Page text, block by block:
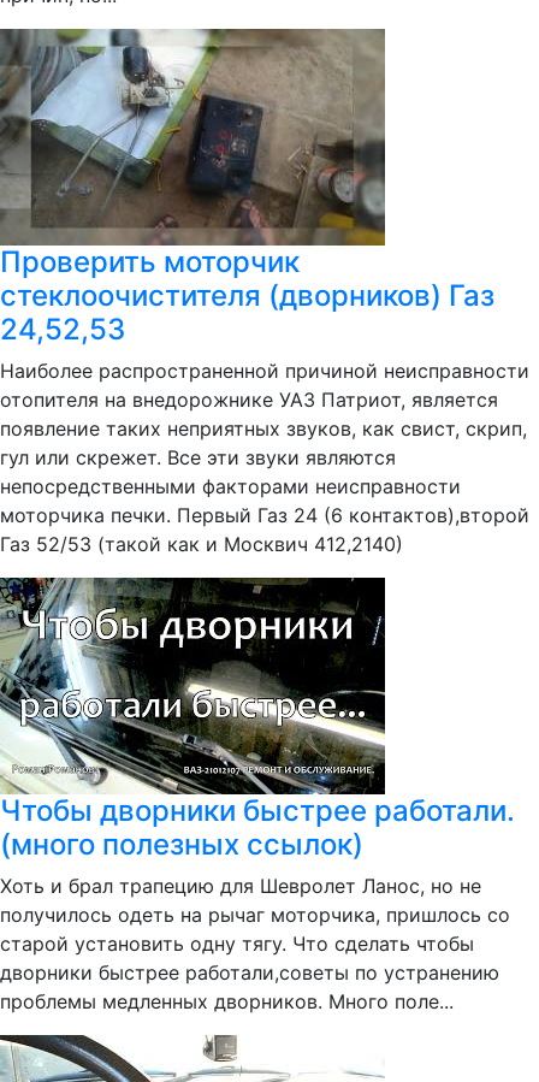
Проверить моторчик
стеклоочистителя (дворников) Газ
24,52,53
Наиболее распространенной причиной неисправности
отопителя на внедорожнике УАЗ Патриот, является
появление таких неприятных звуков, как свист, скрип,
гул или скрежет. Все эти звуки являются
непосредственными факторами неисправности
моторчика печки. Первый Газ 24 (6 контактов),второй
Газ 52/53 (такой как и Москвич 412,2140)
Чтобы дворники быстрее работали.
(много полезных ссылок)
Хоть и брал трапецию для Шевролет Ланос, но не
получилось одеть на рычаг моторчика, пришлось со
старой установить одну тягу. Что сделать чтобы
дворники быстрее работали,советы по устранению
проблемы медленных дворников. Много поле...